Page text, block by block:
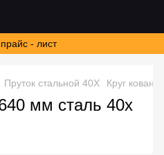
- лист
Пруток стальной 40Х Круг
мм сталь 40х